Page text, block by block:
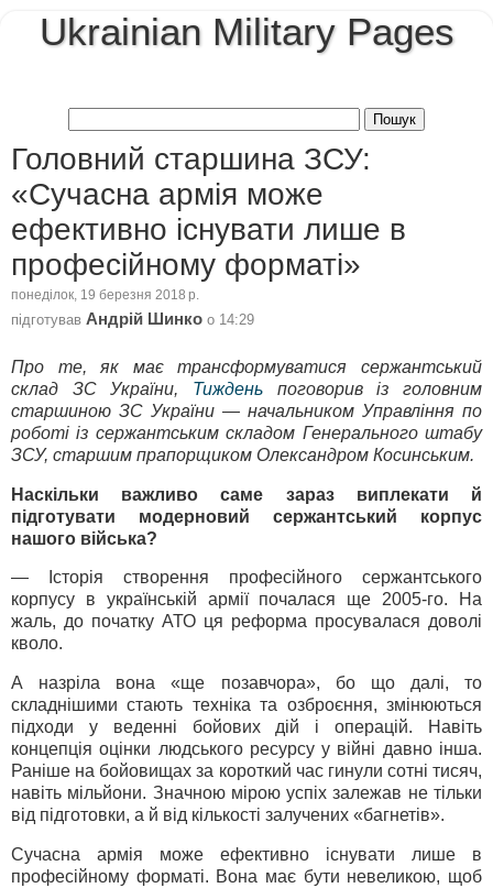
Ukrainian Military Pages
Головний старшина ЗСУ:
«Сучасна армія може
ефективно існувати лише в
професійному форматі»
понеділок, 19 березня 2018 р.
підготував Андрій Шинко о 14:29
Про те, як має трансформуватися сержантський
склад ЗС України, Тиждень поговорив із головним
старшиною ЗС України — начальником Управління по
роботі із сержантським складом Генерального штабу
ЗСУ, старшим прапорщиком Олександром Косинським.
Наскільки важливо саме зараз виплекати й
підготувати модерновий сержантський корпус
нашого війська?
— Історія створення професійного сержантського
корпусу в українській армії почалася ще 2005-го. На
жаль, до початку АТО ця реформа просувалася доволі
кволо.
А назріла вона «ще позавчора», бо що далі, то
складнішими стають техніка та озброєння, змінюються
підходи у веденні бойових дій і операцій. Навіть
концепція оцінки людського ресурсу у війні давно інша.
Раніше на бойовищах за короткий час гинули сотні тисяч,
навіть мільйони. Значною мірою успіх залежав не тільки
від підготовки, а й від кількості залучених «багнетів».
Сучасна армія може ефективно існувати лише в
професійному форматі. Вона має бути невеликою, щоб